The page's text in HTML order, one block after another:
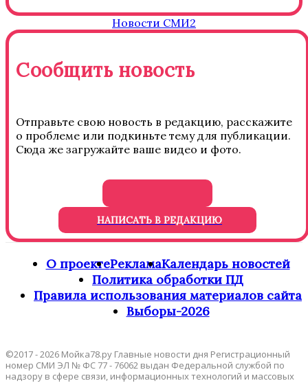
Новости СМИ2
Сообщить новость
Отправьте свою новость в редакцию, расскажите
о проблеме или подкиньте тему для публикации.
Сюда же загружайте ваше видео и фото.
НАПИСАТЬ В РЕДАКЦИЮ
О проектеРекламаКалендарь новостей
Политика обработки ПД
Правила использования материалов сайта
Выборы-2026
©2017 - 2026 Мойка78.ру Главные новости дня Регистрационный
номер СМИ ЭЛ № ФС 77 - 76062 выдан Федеральной службой по
надзору в сфере связи, информационных технологий и массовых